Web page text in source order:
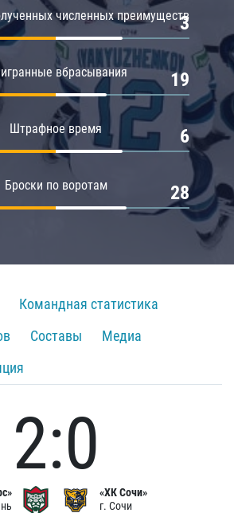
численных преимуществ
3
вбрасывания 19
Штрафное время 6
Броски по воротам 28
Командная статистика
Составы
Медиа
2:0
«ХК Сочи»
г. Сочи